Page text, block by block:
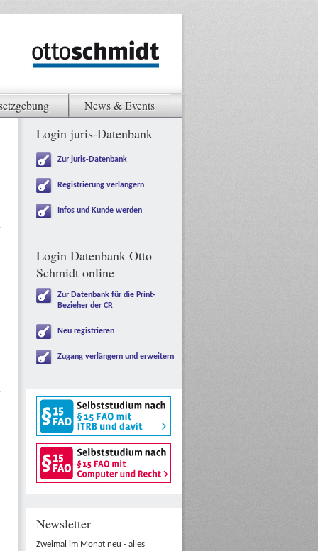
News & Events
Login juris-Datenbank
Zur juris-Datenbank
Registrierung verlängern
Infos und Kunde werden
Login Datenbank Otto
Schmidt online
Zur Datenbank für die Print-
Bezieher der CR
Neu registrieren
Zugang verlängern und erweitern
Newsletter
Zweimal im Monat neu - alles